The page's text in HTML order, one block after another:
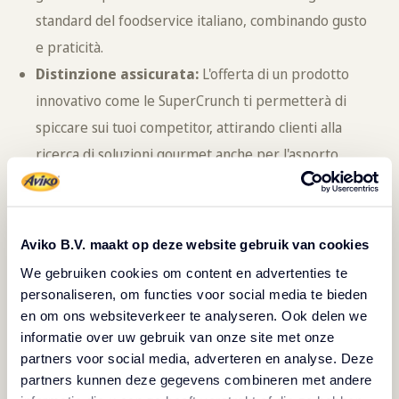
Aviko B.V. maakt op deze website gebruik van cookies
We gebruiken cookies om content en advertenties te
personaliseren, om functies voor social media te bieden
en om ons websiteverkeer te analyseren. Ook delen we
informatie over uw gebruik van onze site met onze
partners voor social media, adverteren en analyse. Deze
partners kunnen deze gegevens combineren met andere
standard del foodservice italiano, combinando gusto
e praticità.
Distinzione assicurata: L'offerta di un prodotto
innovativo come le SuperCrunch ti permetterà di
spiccare sui tuoi competitor, attirando clienti alla
ricerca di soluzioni gourmet anche per l'asporto.
Fidelizzazione garantita:
La qualità superiore,
Rinnova l'esperienza con Aviko
Scegliere Aviko significa optare per un partner che
comprende le sfide del settore e propone soluzioni